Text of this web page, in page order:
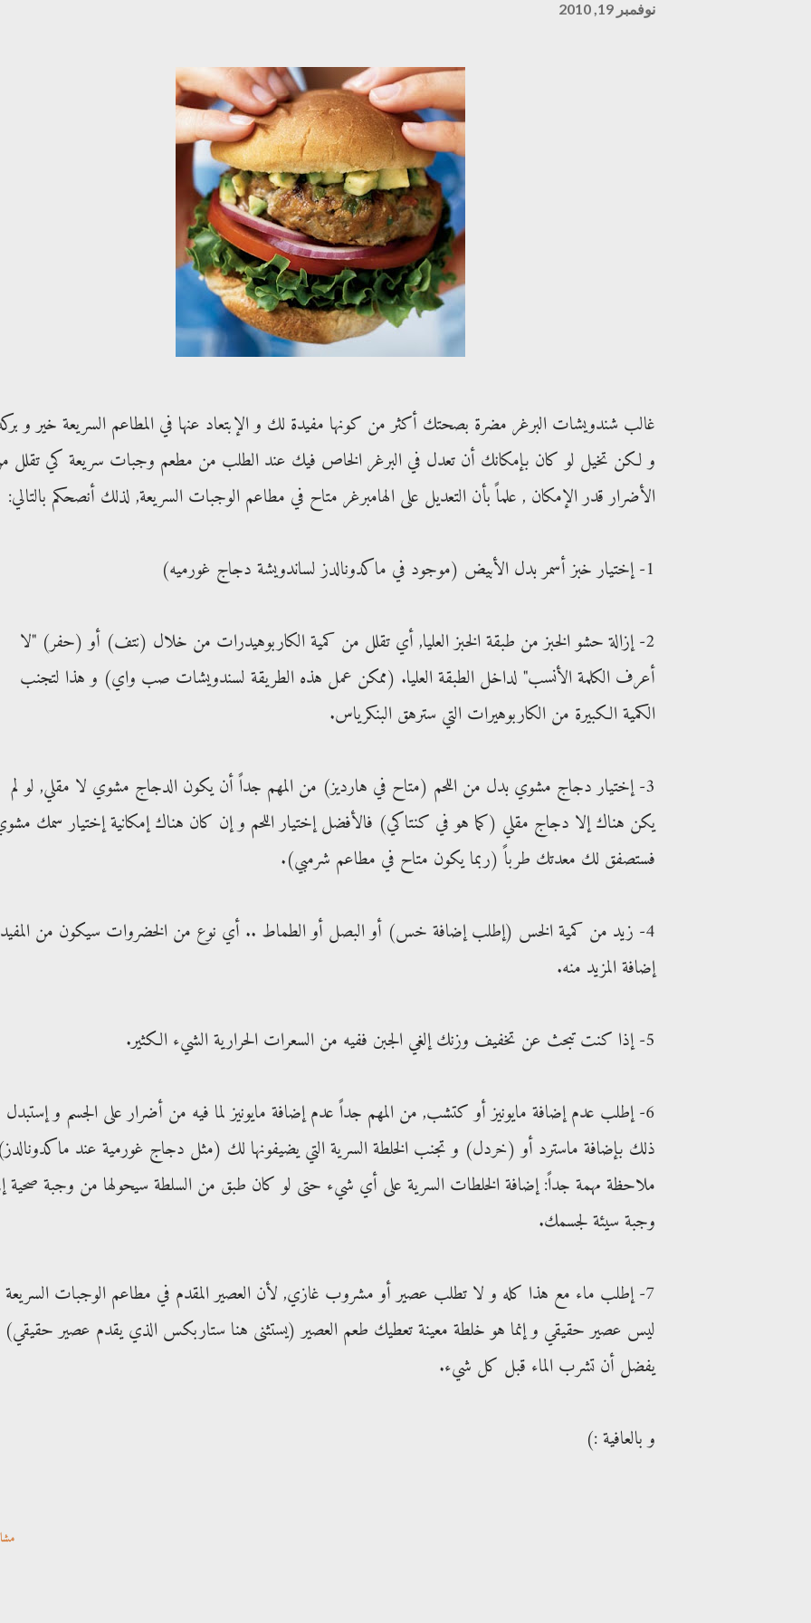
نوفمبر 19, 2010
غالب شندويشات البرغر مضرة بصحتك أكثر من كونها مفيدة لك و الإبتعاد عنها في المطاعم السريعة خير و
و لكن تخيل لو كان بإمكانك أن تعدل في البرغر الخاص فيك عند الطلب من مطعم وجبات سريعة كي تقلل
الأضرار قدر الإمكان , علماً بأن التعديل على الهامبرغر متاح في مطاعم الوجبات السريعة, لذلك أنصحكم بالتالي:
1- إختيار خبز أسمر بدل الأبيض (موجود في ماكدونالدز لساندويشة دجاج غورميه)
2- إزالة حشو الخبز من طبقة الخبز العليا, أي تقلل من كمية الكاربوهيدرات من خلال (نتف) أو (حفر) "لا
أعرف الكلمة الأنسب" لداخل الطبقة العليا. (ممكن عمل هذه الطريقة لسندويشات صب واي) و هذا لتجنب
الكمية الكبيرة من الكاربوهيرات التي سترهق البنكرياس.
3- إختيار دجاج مشوي بدل من اللحم (متاح في هارديز) من المهم جداً أن يكون الدجاج مشوي لا مقلي, لو لم
يكن هناك إلا دجاج مقلي (كما هو في كنتاكي) فالأفضل إختيار اللحم و إن كان هناك إمكانية إختيار سمك
فستصفق لك معدتك طرباً (ربما يكون متاح في مطاعم شرمبي).
4- زيد من كمية الخس (إطلب إضافة خس) أو البصل أو الطماط .. أي نوع من الخضروات سيكون من المفيد
إضافة المزيد منه.
5- إذا كنت تبحث عن تخفيف وزنك إلغي الجبن ففيه من السعرات الحرارية الشيء الكثير.
6- إطلب عدم إضافة مايونيز أو كتشب, من المهم جداً عدم إضافة مايونيز لما فيه من أضرار على الجسم و إستبدل
ذلك بإضافة ماسترد أو (خردل) و تجنب الخلطة السرية التي يضيفونها لك (مثل دجاج غورمية عند
ملاحظة مهمة جداً: إضافة الخلطات السرية على أي شيء حتى لو كان طبق من السلطة سيحولها من وجبة صحية
وجبة سيئة لجسمك.
7- إطلب ماء مع هذا كله و لا تطلب عصير أو مشروب غازي, لأن العصير المقدم في مطاعم الوجبات السريعة
ليس عصير حقيقي و إنما هو خلطة معينة تعطيك طعم العصير (يستثنى هنا ستاربكس الذي يقدم عصير
يفضل أن تشرب الماء قبل كل شيء.
و بالعافية :)